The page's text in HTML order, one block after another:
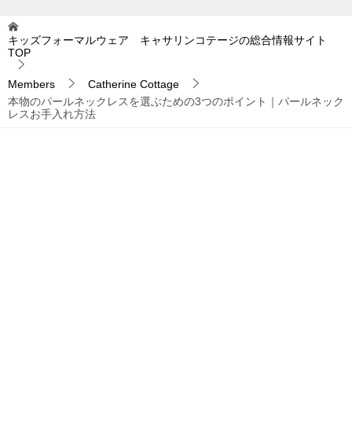
キッズフォーマルウェア キャサリンコテージの総合情報サイト
TOP
Members
Catherine Cottage
本物のパールネックレスを選ぶための3つのポイント｜パールネック
レスお手入れ方法